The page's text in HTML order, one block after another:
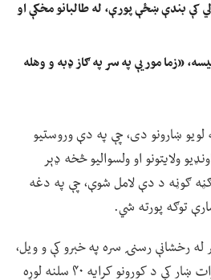
کې بندې ښځې پورې، له طالبانو مخکې او
«زما مور یې په سر په ګاز ډبه و وهله
ښارونو دی، چې په دې وروستیو
ولایتونو او ولسوالیو څخه ډېر
ګوڼه د دې لامل شوې، چې په دغه
توګه پورته شي.
له رخشانې رسنۍ سره په خبرو کې و ویل،
له څو میاشتو راپدېخوا په هرات ښار کې د کورونو کرایه ۴۰ سلنه لوړه